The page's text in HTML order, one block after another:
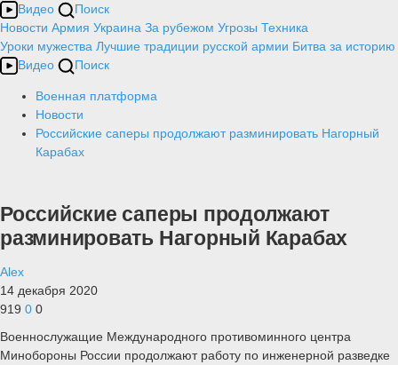
Видео
Поиск
Новости Армия Украина За рубежом Угрозы Техника
Уроки мужества Лучшие традиции русской армии Битва за историю
Видео
Поиск
Военная платформа
Новости
Российские саперы продолжают разминировать Нагорный
Карабах
Российские саперы продолжают
разминировать Нагорный Карабах
Alex
14 декабря 2020
919 0 0
Военнослужащие Международного противоминного центра
Минобороны России продолжают работу по инженерной разведке